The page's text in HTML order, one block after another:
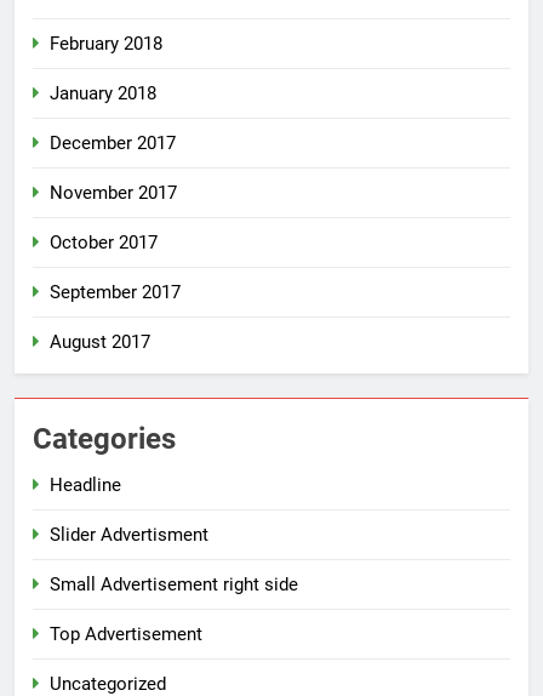
February 2018
January 2018
December 2017
November 2017
October 2017
September 2017
August 2017
Categories
Headline
Slider Advertisment
Small Advertisement right side
Top Advertisement
Uncategorized